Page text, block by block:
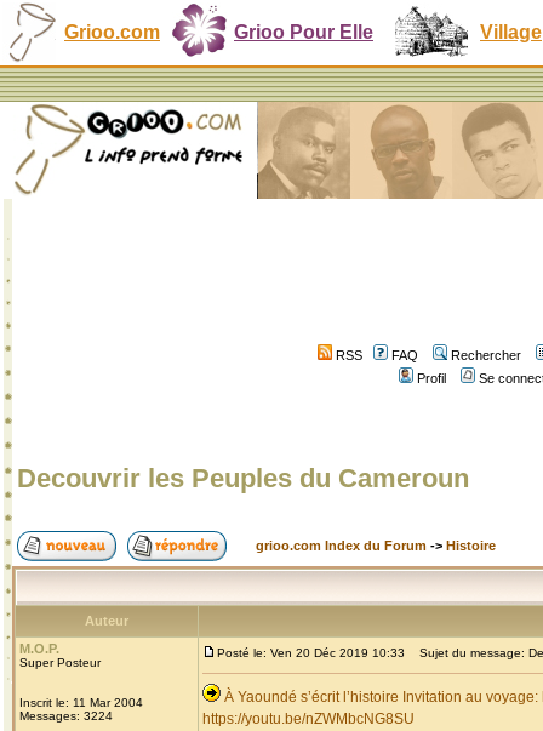
Grioo.com Grioo Pour Elle Village
RSS FAQ
Rechercher
Profil
Se
Decouvrir les Peuples du Cameroun
grioo.com Index du Forum -> Histoire
Auteur
M.O.P.
Super Posteur
Inscrit le: 11 Mar 2004
Messages: 3224
Posté le: Ven 20 Déc 2019 10:33 Sujet du message:
À Yaoundé s’écrit l’histoire Invitation au
https://youtu.be/nZWMbcNG8SU